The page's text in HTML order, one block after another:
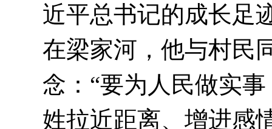
近平总书记的成长足
在梁家河，他与村民
念：“要为人民做实
姓拉近距离、增进感